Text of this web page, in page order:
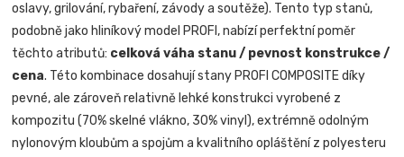
oslavy, grilování, rybaření, závody a soutěže). Tento typ stanů,
podobně jako hliníkový model PROFI, nabízí perfektní poměr
těchto atributů: celková váha stanu / pevnost konstrukce /
cena. Této kombinace dosahují stany PROFI COMPOSITE díky
pevné, ale zároveň relativně lehké konstrukci vyrobené z
kompozitu (70% skelné vlákno, 30% vinyl), extrémně odolným
nylonovým kloubům a spojům a kvalitního opláštění z polyesteru